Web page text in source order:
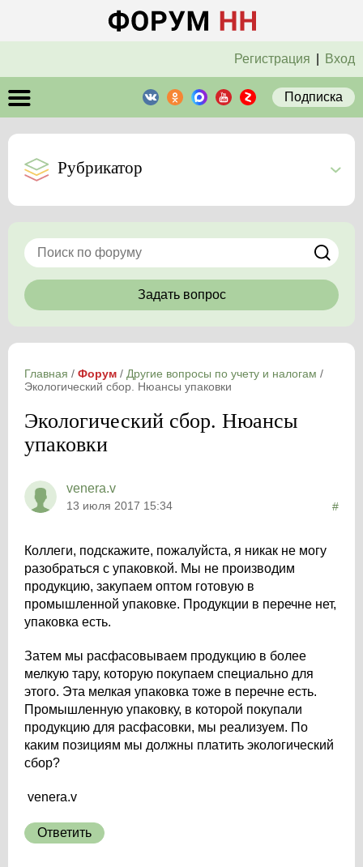
Регистрация Вход
Подписка
Рубрикатор
Задать вопрос
Главная / Форум / Другие вопросы по учету и налогам /
Экологический сбор. Нюансы упаковки
Экологический сбор. Нюансы
упаковки
venera.v
13 июля 2017 15:34 #
Коллеги, подскажите, пожалуйста, я никак не могу
разобраться с упаковкой. Мы не производим
продукцию, закупаем оптом готовую в
промышленной упаковке. Продукции в перечне нет,
упаковка есть.
Затем мы расфасовываем продукцию в более
мелкую тару, которую покупаем специально для
этого. Эта мелкая упаковка тоже в перечне есть.
Промышленную упаковку, в которой покупали
продукцию для расфасовки, мы реализуем. По
каким позициям мы должны платить экологический
сбор?
venera.v
Ответить